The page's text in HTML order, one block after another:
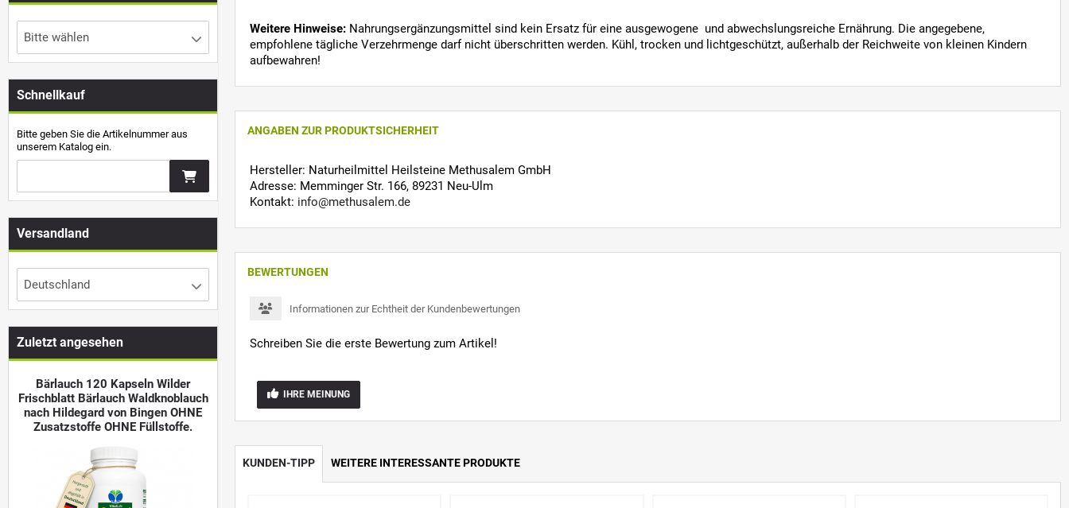
Weitere Hinweise: Nahrungsergänzungsmittel sind kein Ersatz für eine ausgewogene und abwechslungsreiche Ernährung. Die angegebene,
empfohlene tägliche Verzehrmenge darf nicht überschritten werden. Kühl, trocken und lichtgeschützt, außerhalb der Reichweite von kleinen Kindern
aufbewahren!
ANGABEN ZUR PRODUKTSICHERHEIT
Hersteller: Naturheilmittel Heilsteine Methusalem GmbH
Adresse: Memminger Str. 166, 89231 Neu-Ulm
Kontakt: info@methusalem.de
BEWERTUNGEN
Informationen zur Echtheit der Kundenbewertungen
Schreiben Sie die erste Bewertung zum Artikel!
IHRE MEINUNG
KUNDEN-TIPP WEITERE INTERESSANTE PRODUKTE
Bitte wählen
Schnellkauf
Bitte geben Sie die Artikelnummer aus
unserem Katalog ein.
Versandland
Deutschland
Zuletzt angesehen
Bärlauch 120 Kapseln Wilder
Frischblatt Bärlauch Waldknoblauch
nach Hildegard von Bingen OHNE
Zusatzstoffe OHNE Füllstoffe.